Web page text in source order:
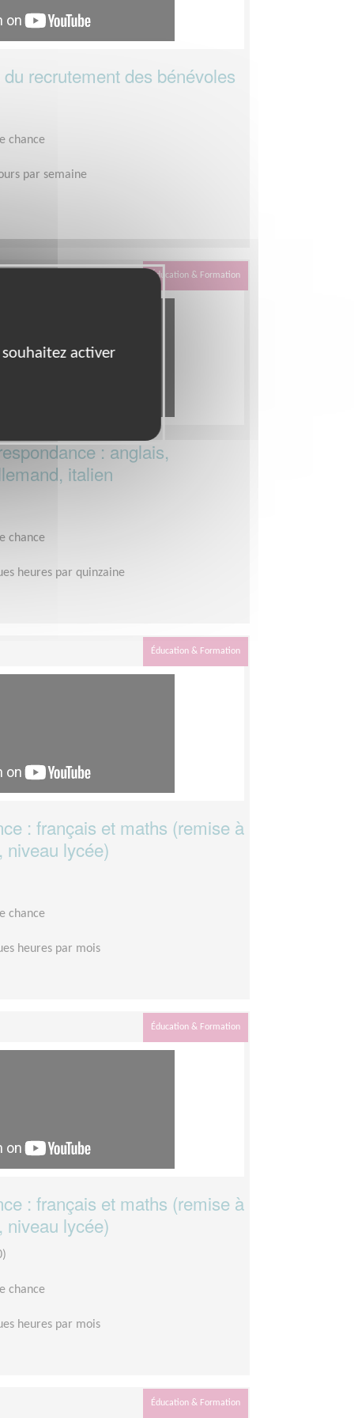
recrutement des bénévoles
chance
par semaine
Éducation & Formation
: anglais,
italien
chance
heures par quinzaine
Éducation & Formation
: français et maths (remise à
niveau lycée)
chance
heures par mois
Éducation & Formation
: français et maths (remise à
niveau lycée)
chance
heures par mois
Éducation & Formation
activer